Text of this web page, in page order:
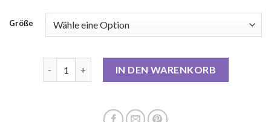
Größe
IN DEN WARENKORB